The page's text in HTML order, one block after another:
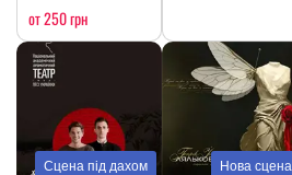
от 250 грн
Сцена під дахом Нова сцена